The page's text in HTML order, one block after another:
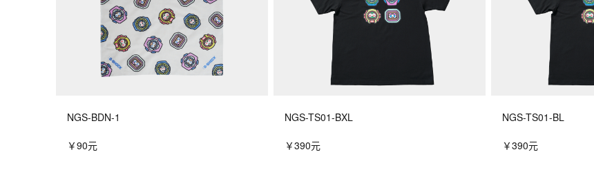
NGS-BDN-1
￥90元
NGS-TS01-BXL
￥390元
NGS-TS01-BL
￥390元